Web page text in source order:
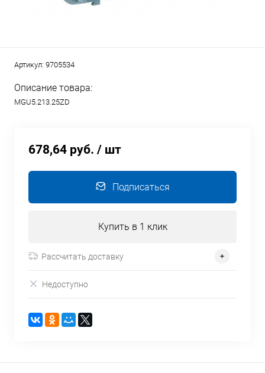
Артикул: 9705534
Описание товара:
MGU5.213.25ZD
678,64 руб. / шт
Подписаться
Купить в 1 клик
Рассчитать доставку
Недоступно